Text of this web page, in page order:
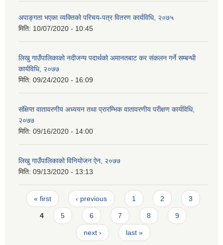
अपाङ्गता भएका व्यक्तिको परिचय-पत्र वितरण कार्यविधि, २०७५
मिति: 10/07/2020 - 10:45
लिखु गाउँपालिकाको नदीजन्य पदार्थको अमानतबाट कर संकलन गर्ने सम्बन्धी
कार्यविधि, २०७७
मिति: 09/24/2020 - 16:09
संक्षिप्त वातावरणीय अध्ययन तथा प्रारम्भिक वातावरणीय परीक्षण कार्यविधि,
२०७७
मिति: 09/16/2020 - 14:00
लिखु गाउँपालिकाको विनियोजन ऐन, २०७७
मिति: 09/13/2020 - 13:13
Pages
« first ‹ previous 1 2 3
4 5 6 7 8 9
next › last »